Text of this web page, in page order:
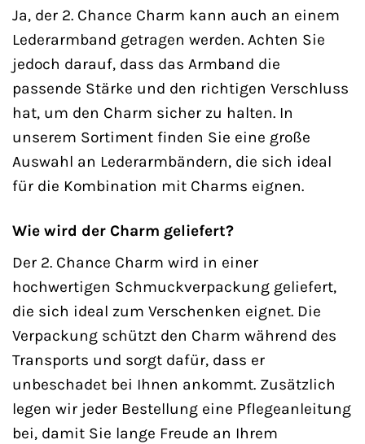
Ja, der 2. Chance Charm kann auch an einem
Lederarmband getragen werden. Achten Sie
jedoch darauf, dass das Armband die
passende Stärke und den richtigen Verschluss
hat, um den Charm sicher zu halten. In
unserem Sortiment finden Sie eine große
Auswahl an Lederarmbändern, die sich ideal
für die Kombination mit Charms eignen.
Wie wird der Charm geliefert?
Der 2. Chance Charm wird in einer
hochwertigen Schmuckverpackung geliefert,
die sich ideal zum Verschenken eignet. Die
Verpackung schützt den Charm während des
Transports und sorgt dafür, dass er
unbeschadet bei Ihnen ankommt. Zusätzlich
legen wir jeder Bestellung eine Pflegeanleitung
bei, damit Sie lange Freude an Ihrem